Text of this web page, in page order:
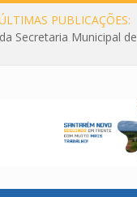
PUBLICAÇÕES:
Secretaria Municipal